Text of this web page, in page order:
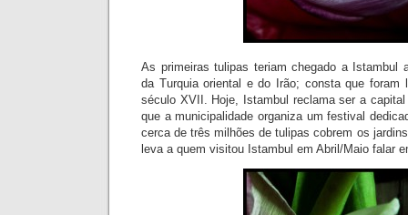
As primeiras tulipas teriam chegado a Istambul
da Turquia oriental e do Irão; consta que foram
século XVII. Hoje, Istambul reclama ser a
que a municipalidade organiza um festival
cerca de três milhões de tulipas cobrem os
leva a quem visitou Istambul em Abril/Maio falar